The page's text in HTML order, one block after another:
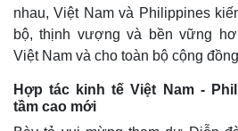
nhau, Việt Nam và Philippines
bộ, thịnh vượng và bền vững
Việt Nam và cho toàn bộ cộng
Hợp tác kinh tế Việt Nam -
tầm cao mới